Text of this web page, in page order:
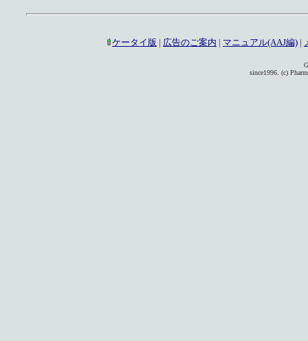
ケータイ版 | 広告のご案内 | マニュアル(AAJ編) |
since1996. (c)